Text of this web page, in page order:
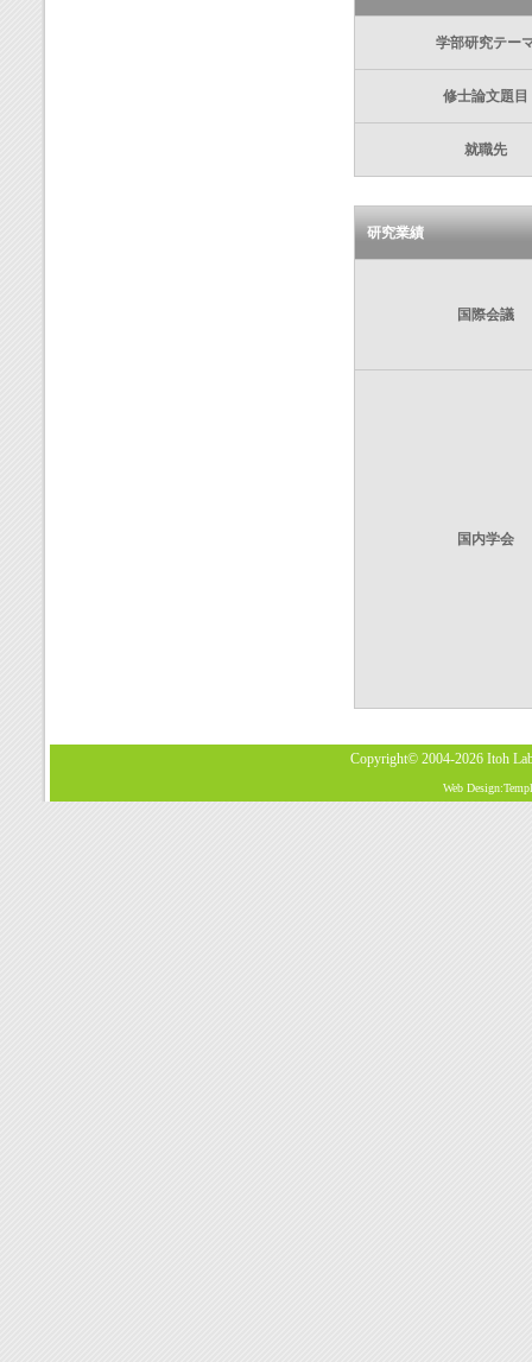
学部研究テー
修士論文題目
就職先
研究業績
国際会議
国内学会
Copyright© 2004-2026 Itoh
Web